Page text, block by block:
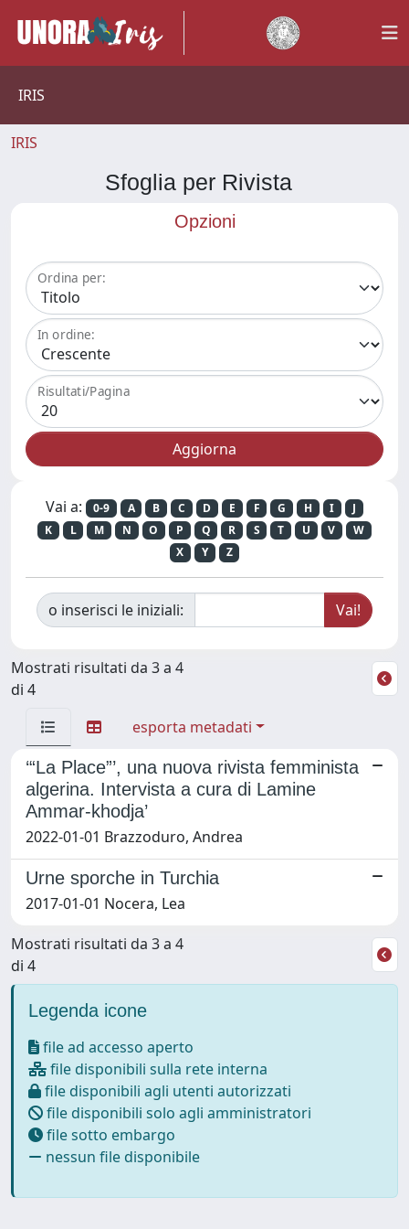
IRIS
IRIS
Sfoglia per Rivista
Opzioni
Ordina per:
In ordine:
Risultati/Pagina
Vai a: 0-9 A B C D E F G H I
J
K
L M N O P Q R S T U V
W
X
Y Z
o inserisci le iniziali:
Mostrati risultati da 3 a 4
di 4
esporta metadati
‘“La Place”’, una nuova rivista femminista
algerina. Intervista a cura di Lamine
Ammar-khodja’
2022-01-01 Brazzoduro, Andrea
Urne sporche in Turchia
2017-01-01 Nocera, Lea
Mostrati risultati da 3 a 4
di 4
Legenda icone
file ad accesso aperto
file disponibili sulla rete interna
file disponibili agli utenti autorizzati
file disponibili solo agli amministratori
file sotto embargo
nessun file disponibile